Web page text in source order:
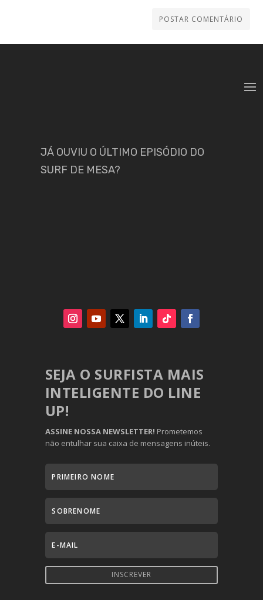
JÁ OUVIU O ÚLTIMO EPISÓDIO DO
SURF DE MESA?
SEJA O SURFISTA MAIS
INTELIGENTE DO LINE
UP!
ASSINE NOSSA NEWSLETTER! Prometemos
não entulhar sua caixa de mensagens inúteis.
INSCREVER